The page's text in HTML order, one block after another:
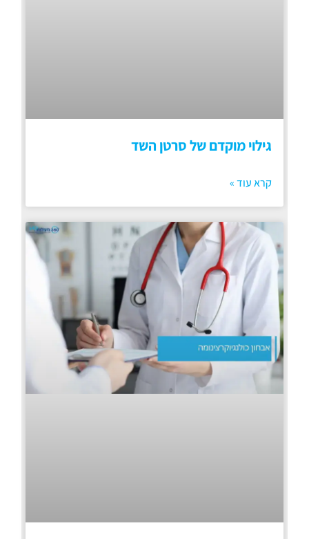
גילוי מוקדם של סרטן השד
קרא עוד »